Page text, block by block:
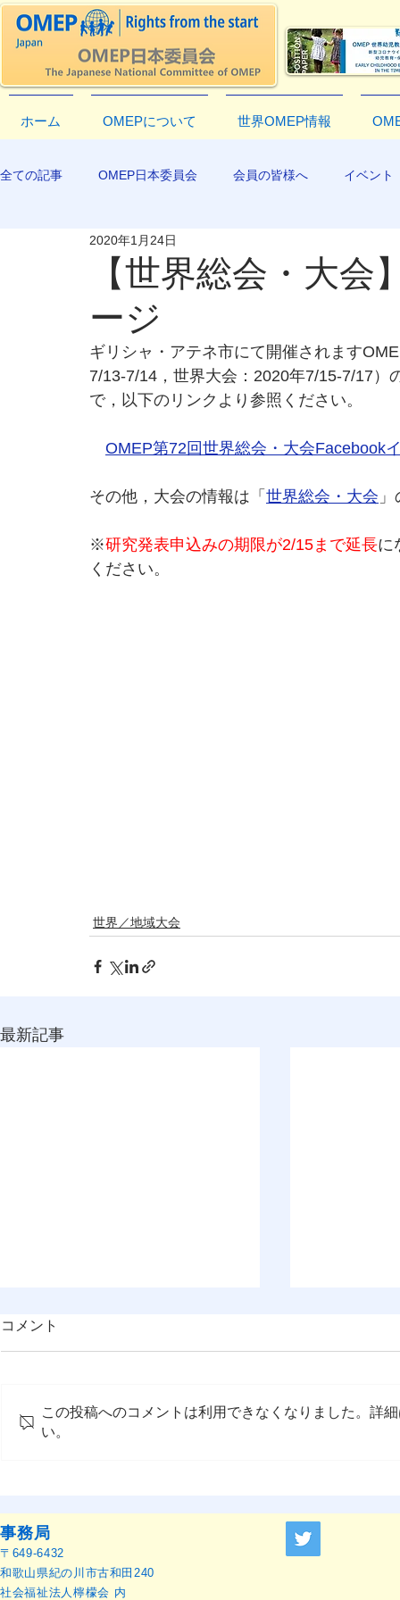
ホーム OMEPについて 世界OMEP情報
全ての記事 OMEP日本委員会 会員の皆様へ イベント
EXCO-COMMUNICATION
【世界総会・大
ージ
2020年1月24日
ギリシャ・アテネ市にて開催されます
7/13-7/14，世界大会：2020年7/15-7/17）
で，以下のリンクより参照ください。
OMEP第72回世界総会・大会Facebook
その他，大会の情報は「 世界総会・大会
※研究発表申込みの期限が2/15まで延長に
ください。
世界／地域大会
最新記事
コメント
この投稿へのコメントは利用できなくなりました。詳
い。
事務局
〒649-6432
和歌山県紀の川市古和田240
社会福祉法人檸檬会 内